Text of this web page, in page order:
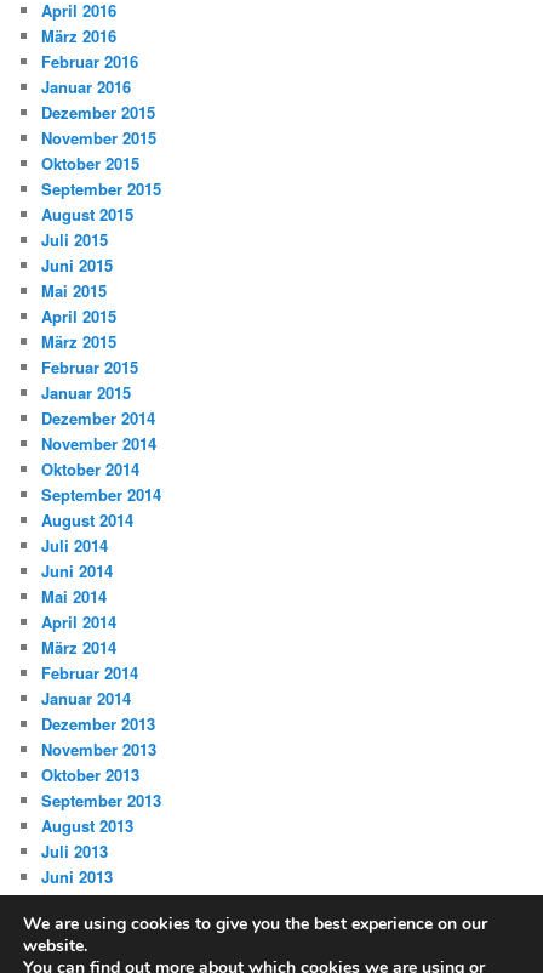
April 2016
März 2016
Februar 2016
Januar 2016
Dezember 2015
November 2015
Oktober 2015
September 2015
August 2015
Juli 2015
Juni 2015
Mai 2015
April 2015
März 2015
Februar 2015
Januar 2015
Dezember 2014
November 2014
Oktober 2014
September 2014
August 2014
Juli 2014
Juni 2014
Mai 2014
April 2014
März 2014
Februar 2014
Januar 2014
Dezember 2013
November 2013
Oktober 2013
September 2013
August 2013
Juli 2013
Juni 2013
We are using cookies to give you the best experience on our
website.
You can find out more about which cookies we are using or